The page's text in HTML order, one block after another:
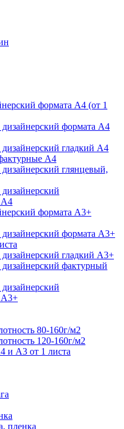
формата А4 (от 1
формата А4
гладкий А4
А4
глянцевый,
А4
формата А3+
формата А3+
гладкий А3+
фактурный
А3+
80-160г/м2
120-160г/м2
и А3 от 1 листа
пленка